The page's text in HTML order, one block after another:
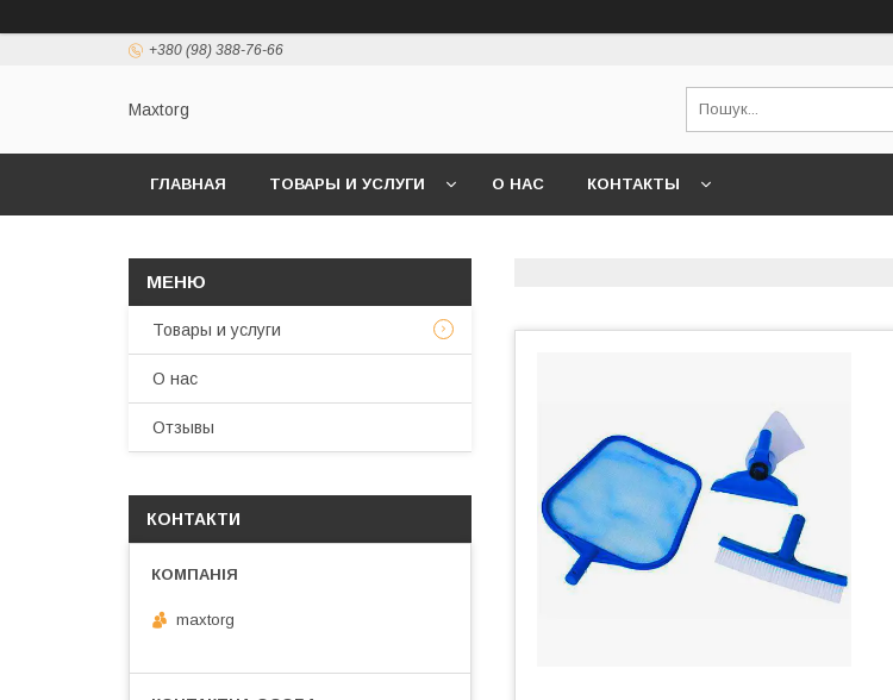
+380 (98) 388-76-66
Maxtorg
ГЛАВНАЯ ТОВАРЫ И УСЛУГИ О НАС КОНТАКТЫ
Товары и услуги
О нас
Отзывы
КОНТАКТИ
maxtorg